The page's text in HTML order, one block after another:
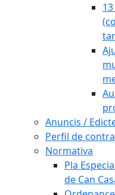
Anuncis /
Perfil de
Normativa
Pla
de Can